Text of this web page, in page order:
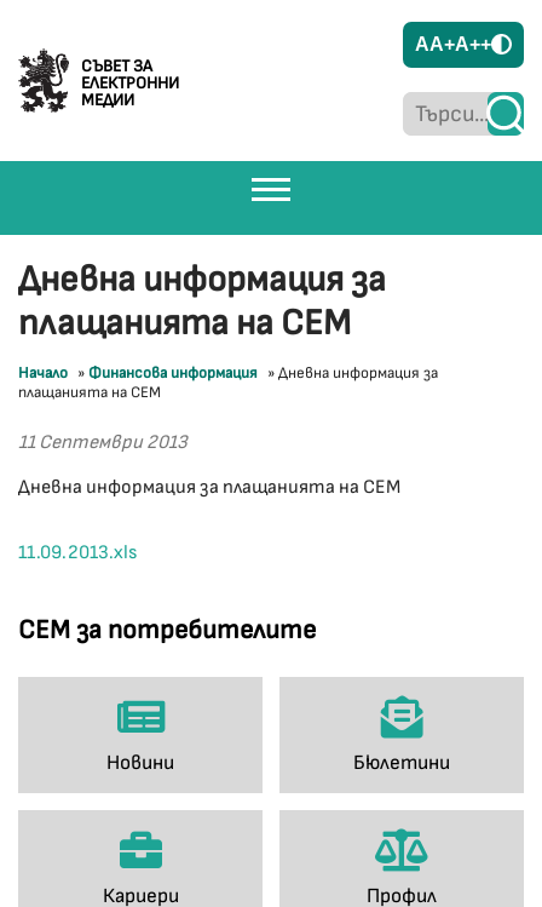
СЪВЕТ ЗА
ЕЛЕКТРОННИ
МЕДИИ
AA+A++
СЕМ за потребителите
Новини Бюлетини
Кариери
Профил
Дневна информация за
плащанията на СЕМ
Начало » Финансова информация »Дневна информация за
плащанията на СЕМ
11 Септември 2013
Дневна информация за плащанията на СЕМ
11.09.2013.xls